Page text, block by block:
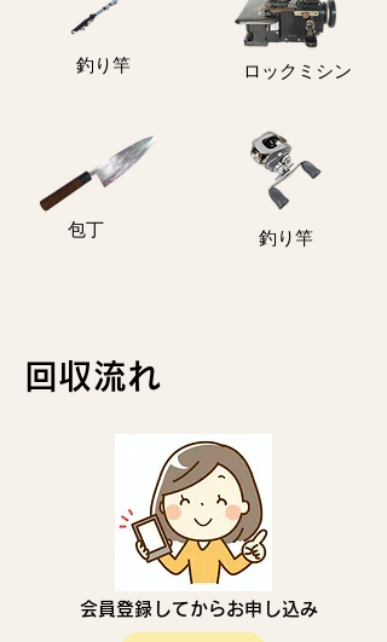
釣り竿 ロックミシン
包丁 釣り竿
回収流れ
会員登録してからお申し込み